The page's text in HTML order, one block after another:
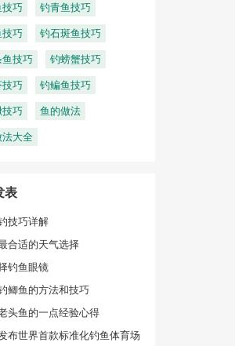
技巧 钓青鱼技巧
技巧 钓石斑鱼技巧
技巧 钓螃蟹技巧
技巧 钓鳊鱼技巧
技巧 鱼的做法
大全
表
技巧详解
合适的天气选择
钓鱼眼镜
鲫鱼的方法和技巧
头鱼的一点经验心得
布世界首款标准化钓鱼体育场